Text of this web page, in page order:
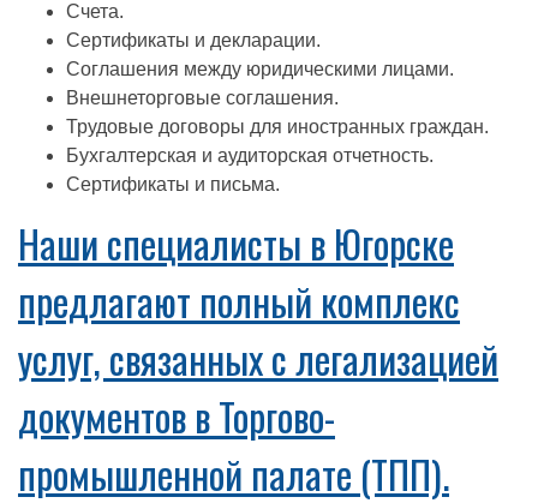
Счета.
Сертификаты и декларации.
Соглашения между юридическими лицами.
Внешнеторговые соглашения.
Трудовые договоры для иностранных граждан.
Бухгалтерская и аудиторская отчетность.
Сертификаты и письма.
Наши специалисты в Югорске
предлагают полный комплекс
услуг, связанных с легализацией
документов в Торгово-
промышленной палате (ТПП).